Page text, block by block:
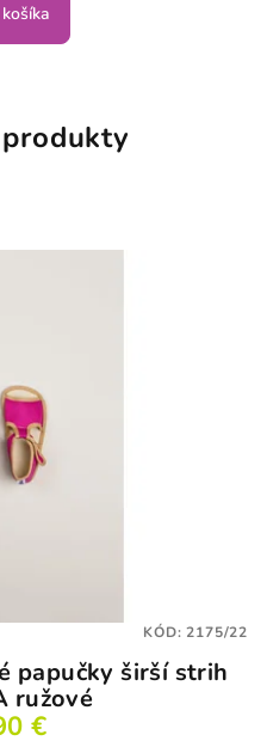
papučky širší strih
ružové
€
KÓD:2175/22